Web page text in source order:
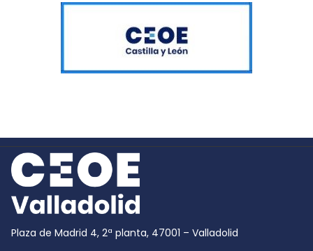
Plaza de Madrid 4, 2ª planta, 47001 – Valladolid